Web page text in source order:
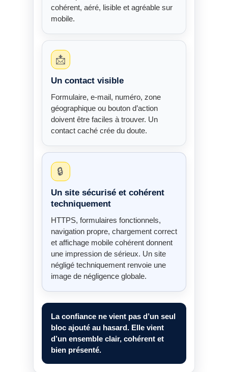
cohérent, aéré, lisible et agréable sur
mobile.
📩
Un contact visible
Formulaire, e-mail, numéro, zone
géographique ou bouton d’action
doivent être faciles à trouver. Un
contact caché crée du doute.
🔒
Un site sécurisé et cohérent
techniquement
HTTPS, formulaires fonctionnels,
navigation propre, chargement correct
et affichage mobile cohérent donnent
une impression de sérieux. Un site
négligé techniquement renvoie une
image de négligence globale.
La confiance ne vient pas d’un seul
bloc ajouté au hasard. Elle vient
d’un ensemble clair, cohérent et
bien présenté.